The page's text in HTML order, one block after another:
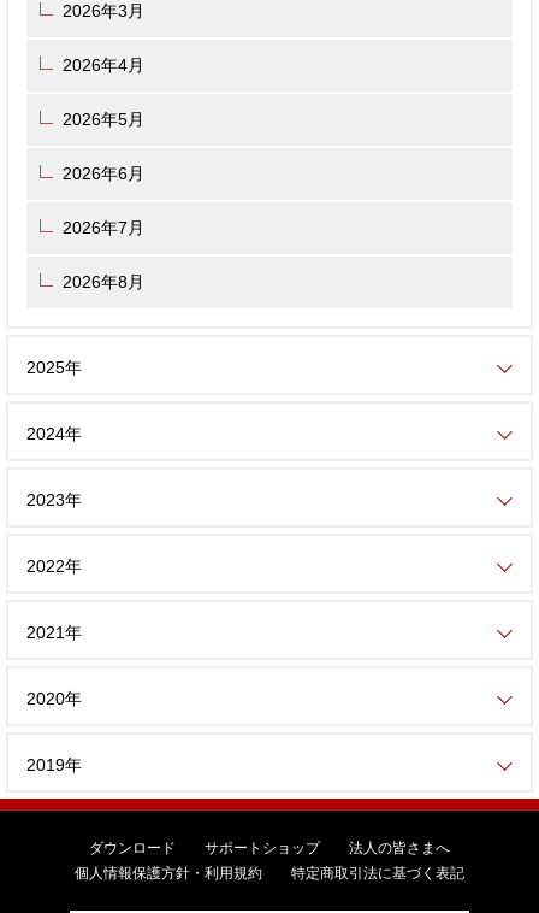
2026年3月
2026年4月
2026年5月
2026年6月
2026年7月
2026年8月
2025年
2024年
2023年
2022年
2021年
2020年
2019年
ダウンロード サポートショップ
法人の皆さまへ
個人情報保護方針・利用規約
特定商取引法に基づく表記